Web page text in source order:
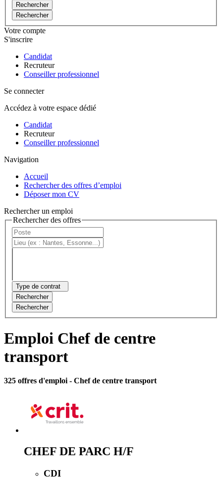
Rechercher
Rechercher
Votre compte
S'inscrire
Candidat
Recruteur
Conseiller professionnel
Se connecter
Accédez à votre espace dédié
Candidat
Recruteur
Conseiller professionnel
Navigation
Accueil
Rechercher des offres d’emploi
Déposer mon CV
Rechercher un emploi
Rechercher des offres
Type de contrat
Rechercher
Rechercher
Emploi Chef de centre
transport
325 offres d'emploi - Chef de centre transport
CHEF DE PARC H/F
CDI